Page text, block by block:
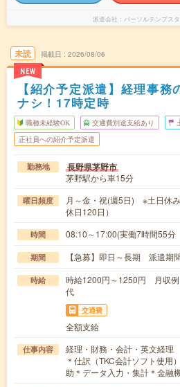
派遣会社 パーソルテンプス
未読
NEW
掲載日 2026/08/06
【紹介予定派遣】経理事
ナシ！17時定時
職種未経験OK 交通費別途支給あり
正社員への紹介予定派遣
勤務地 長野県茅野市
茅野駅から車15分
曜日頻度
月～金・祝(週5日) ※土日休
休日120日）
時間 08:10～17:00(実働7時間55
期間 【急募】即日～長期 派遣期
時給
時給1200円～1250円 月収
代
交通費
全額支給
仕事内容
経理・財務・会計・英文経理
＊仕訳（TKC会計ソフト使用
助＊データ入力・集計＊金融